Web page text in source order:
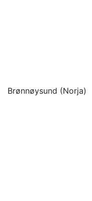
Brønnøysund (Norja)